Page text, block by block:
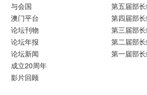
与会国
澳门平台
论坛刊物
论坛年报
论坛新闻
成立20周年
影片回顾
第五届部
第四届部
第三届部
第二届部
第一届部